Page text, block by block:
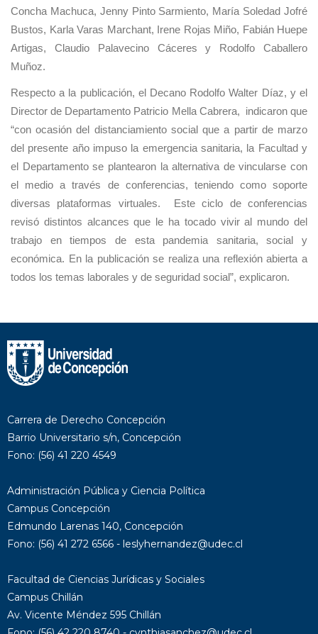
Concha Machuca, Jenny Pinto Sarmiento, María Soledad Jofré
Bustos, Karla Varas Marchant, Irene Rojas Miño, Fabián Huepe
Artigas, Claudio Palavecino Cáceres y Rodolfo Caballero
Muñoz.
Respecto a la publicación, el Decano Rodolfo Walter Díaz, y el
Director de Departamento Patricio Mella Cabrera, indicaron que
“con ocasión del distanciamiento social que a partir de marzo
del presente año impuso la emergencia sanitaria, la Facultad y
el Departamento se plantearon la alternativa de vincularse con
el medio a través de conferencias, teniendo como soporte
diversas plataformas virtuales. Este ciclo de conferencias
revisó distintos alcances que le ha tocado vivir al mundo del
trabajo en tiempos de esta pandemia sanitaria, social y
económica. En la publicación se realiza una reflexión abierta a
todos los temas laborales y de seguridad social”, explicaron.
Carrera de Derecho Concepción
Barrio Universitario s/n, Concepción
Fono: (56) 41 220 4549
Administración Pública y Ciencia Política
Campus Concepción
Edmundo Larenas 140, Concepción
Fono: (56) 41 272 6566 - leslyhernandez@udec.cl
Facultad de Ciencias Jurídicas y Sociales
Campus Chillán
Av. Vicente Méndez 595 Chillán